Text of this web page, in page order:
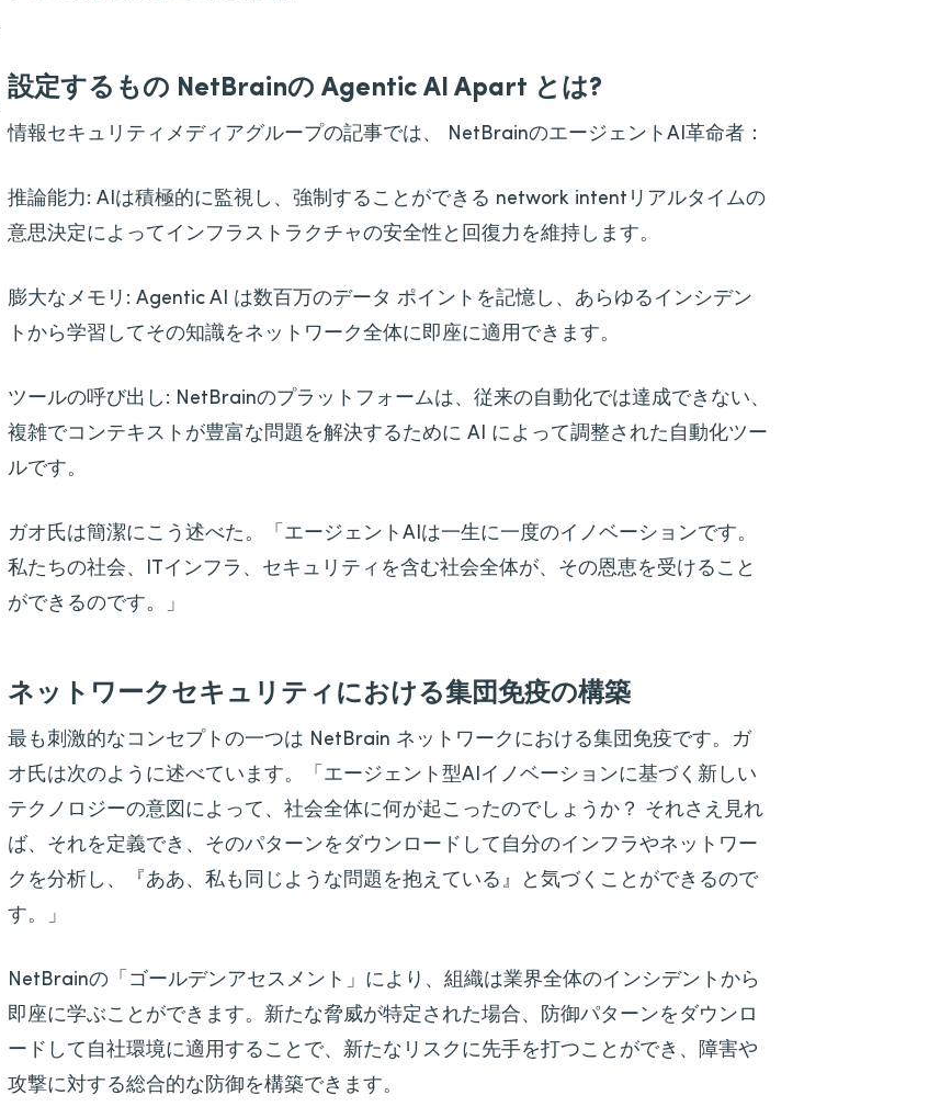
設定するもの NetBrainの Agentic AI Apart とは?
情報セキュリティメディアグループの記事では、 NetBrainのエージェントAI革命者：
推論能力: AIは積極的に監視し、強制することができる network intentリアルタイムの
意思決定によってインフラストラクチャの安全性と回復力を維持します。
膨大なメモリ: Agentic AI は数百万のデータ ポイントを記憶し、あらゆるインシデン
トから学習してその知識をネットワーク全体に即座に適用できます。
ツールの呼び出し: NetBrainのプラットフォームは、従来の自動化では達成できない、
複雑でコンテキストが豊富な問題を解決するために AI によって調整された自動化ツー
ルです。
ガオ氏は簡潔にこう述べた。「エージェントAIは一生に一度のイノベーションです。
私たちの社会、ITインフラ、セキュリティを含む社会全体が、その恩恵を受けること
ができるのです。」
ネットワークセキュリティにおける集団免疫の構築
最も刺激的なコンセプトの一つは NetBrain ネットワークにおける集団免疫です。ガ
オ氏は次のように述べています。「エージェント型AIイノベーションに基づく新しい
テクノロジーの意図によって、社会全体に何が起こったのでしょうか？ それさえ見れ
ば、それを定義でき、そのパターンをダウンロードして自分のインフラやネットワー
クを分析し、『ああ、私も同じような問題を抱えている』と気づくことができるので
す。」
NetBrainの「ゴールデンアセスメント」により、組織は業界全体のインシデントから
即座に学ぶことができます。新たな脅威が特定された場合、防御パターンをダウンロ
ードして自社環境に適用することで、新たなリスクに先手を打つことができ、障害や
攻撃に対する総合的な防御を構築できます。